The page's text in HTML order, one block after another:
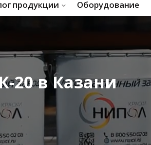
продукции Оборудование
20 в Казани